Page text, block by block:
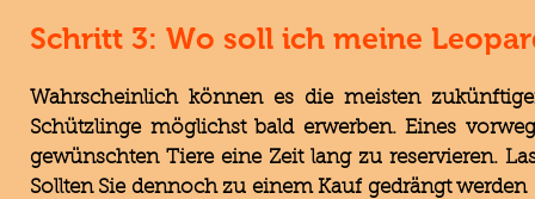
Schritt 3: Wo soll ich meine
Wahrscheinlich können es die meisten
Schützlinge möglichst bald erwerben. Eines
gewünschten Tiere eine Zeit lang zu reservieren.
Sollten Sie dennoch zu einem Kauf gedrängt